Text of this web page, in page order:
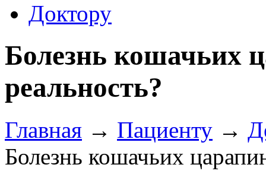
Доктору
Болезнь кошачьих
реальность?
Главная → Пациенту →
Болезнь кошачьих